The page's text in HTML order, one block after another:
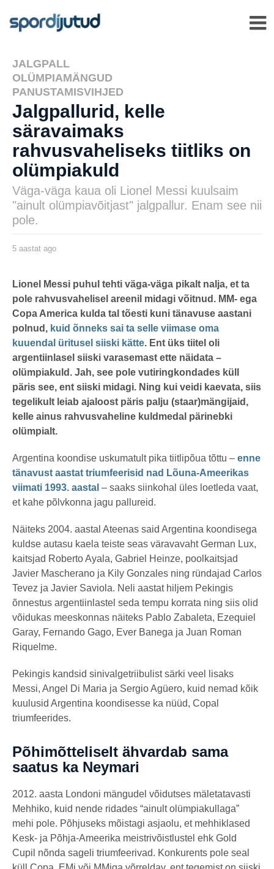
JALGPALL
OLÜMPIAMÄNGUD
PANUSTAMISVIHJED
Jalgpallurid, kelle
säravaimaks
rahvusvaheliseks tiitliks on
olümpiakuld
Väga-väga kaua oli Lionel Messi kuulsaim
"ainult olümpiavõitjast" jalgpallur. Enam see nii
pole.
karlj
5 aastat ago
t
t
g
o
Lionel Messi puhul tehti väga-väga pikalt nalja, et ta
pole rahvusvahelisel areenil midagi võitnud. MM- ega
Copa America kulda tal tõesti kuni tänavuse aastani
polnud, kuid õnneks sai ta selle viimase oma
kuuendal üritusel siiski kätte. Ent üks tiitel oli
argentiinlasel siiski varasemast ette näidata –
olümpiakuld. Jah, see pole vutiringkondades küll
päris see, ent siiski midagi. Ning kui veidi kaevata, siis
tegelikult leiab ajaloost päris palju (staar)mängijaid,
kelle ainus rahvusvaheline kuldmedal pärinebki
olümpialt.
Argentina koondise uskumatult pika tiitlipõua tõttu – enne
tänavust aastat triumfeerisid nad Lõuna-Ameerikas
viimati 1993. aastal – saaks siinkohal üles loetleda vaat,
et kahe põlvkonna jagu pallureid.
Näiteks 2004. aastal Ateenas said Argentina koondisega
kuldse autasu kaela teiste seas väravavaht German Lux,
kaitsjad Roberto Ayala, Gabriel Heinze, poolkaitsjad
Javier Mascherano ja Kily Gonzales ning ründajad Carlos
Tevez ja Javier Saviola. Neli aastat hiljem Pekingis
õnnestus argentiinlastel seda tempu korrata ning siis olid
võidukas meeskonnas näiteks Pablo Zabaleta, Ezequiel
Garay, Fernando Gago, Ever Banega ja Juan Roman
Riquelme.
Pekingis kandsid sinivalgetriibulist särki veel lisaks
Messi, Angel Di Maria ja Sergio Agüero, kuid nemad kõik
kuulusid Argentina koondisesse ka nüüd, Copal
triumfeerides.
Põhimõtteliselt ähvardab sama
saatus ka Neymari
2012. aasta Londoni mängudel võidutses mäletatavasti
Mehhiko, kuid nende ridades “ainult olümpiakullaga”
mehi pole. Põhjuseks mõistagi asjaolu, et mehhiklased
Kesk- ja Põhja-Ameerika meistrivõistlustel ehk Gold
Cupil nõnda sageli triumfeerivad. Konkurents pole seal